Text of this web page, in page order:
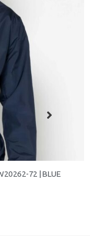
72 | BLUE